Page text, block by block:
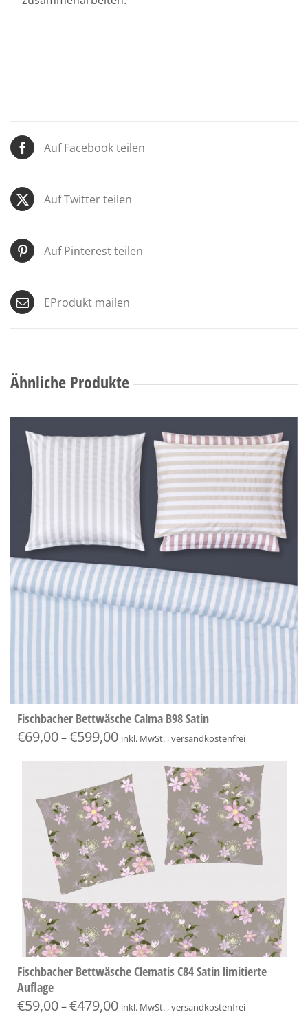
Auf Facebook teilen
Auf Twitter teilen
Auf Pinterest teilen
EProdukt mailen
Ähnliche Produkte
Fischbacher Bettwäsche Calma B98 Satin
€69,00–€599,00 inkl. MwSt. , versandkostenfrei
Fischbacher Bettwäsche Clematis C84 Satin limitierte
Auflage
€59,00–€479,00 inkl. MwSt. , versandkostenfrei